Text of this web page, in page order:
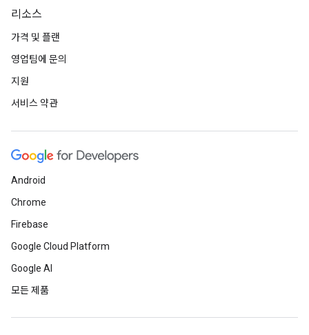
리소스
가격 및 플랜
영업팀에 문의
지원
서비스 약관
Android
Chrome
Firebase
Google Cloud Platform
Google AI
모든 제품